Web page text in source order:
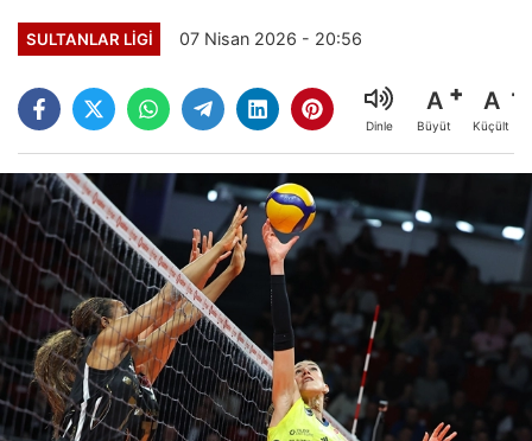
SULTANLAR LIGI 07 Nisan 2026 - 20:56
Dinle
A
Büyüt
A
Küçült